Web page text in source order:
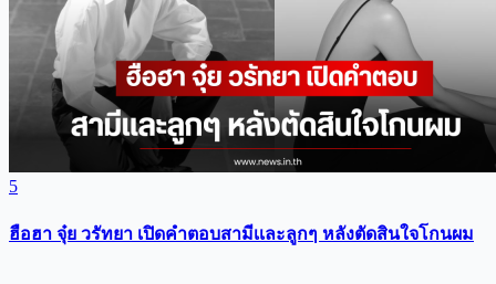
5
ฮือฮา จุ๋ย วรัทยา เปิดคำตอบสามีเเละลูกๆ หลังตัดสินใจโกนผม